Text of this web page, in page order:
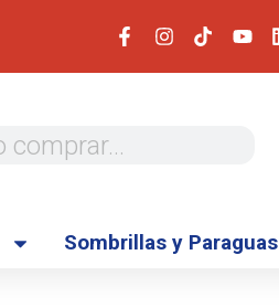
Sombrillas y Paraguas